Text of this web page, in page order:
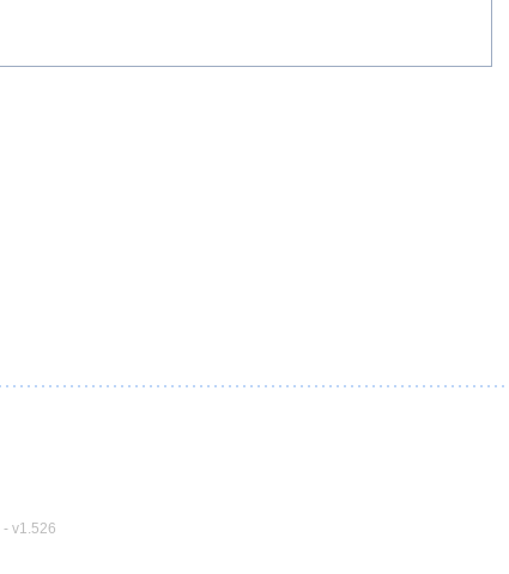
- v1.526